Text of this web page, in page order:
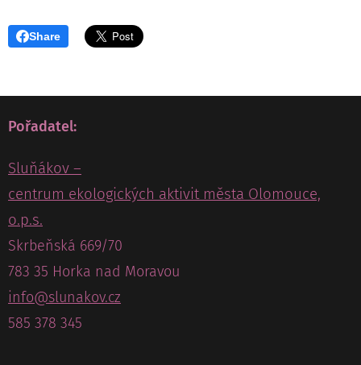
Share
Pořadatel:
Sluňákov –
centrum ekologických aktivit města Olomouce,
o.p.s.
Skrbeňská 669/70
783 35 Horka nad Moravou
info@slunakov.cz
585 378 345